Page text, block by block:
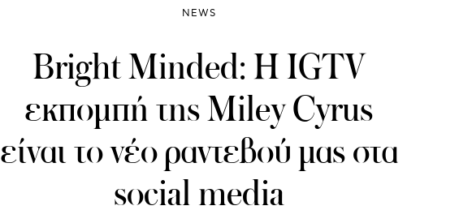
NEWS
Bright Minded: Η IGTV
εκπομπή της Miley Cyrus
είναι το νέο ραντεβού μας στα
social media